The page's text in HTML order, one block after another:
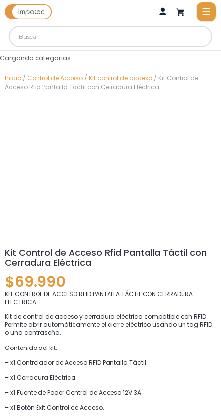
Cargando categorias...
Inicio / Control de Acceso / Kit control de acceso / Kit Control de
Acceso Rfid Pantalla Táctil con Cerradura Eléctrica
Kit Control de Acceso Rfid Pantalla Táctil con
Cerradura Eléctrica
$69.990
KIT CONTROL DE ACCESO RFID PANTALLA TÁCTIL CON CERRADURA
ELECTRICA.
Kit de control de acceso y cerradura eléctrica compatible con RFID.
Permite abrir automáticamente el cierre eléctrico usando un tag RFID
o una contraseña.
Contenido del kit:
– x1 Controlador de Acceso RFID Pantalla Táctil.
– x1 Cerradura Eléctrica.
– x1 Fuente de Poder Control de Acceso 12V 3A.
– x1 Botón Exit Control de Acceso.